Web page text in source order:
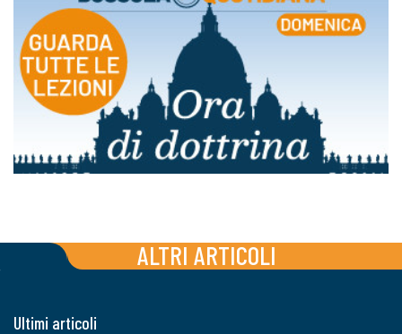
ALTRI ARTICOLI
Ultimi articoli